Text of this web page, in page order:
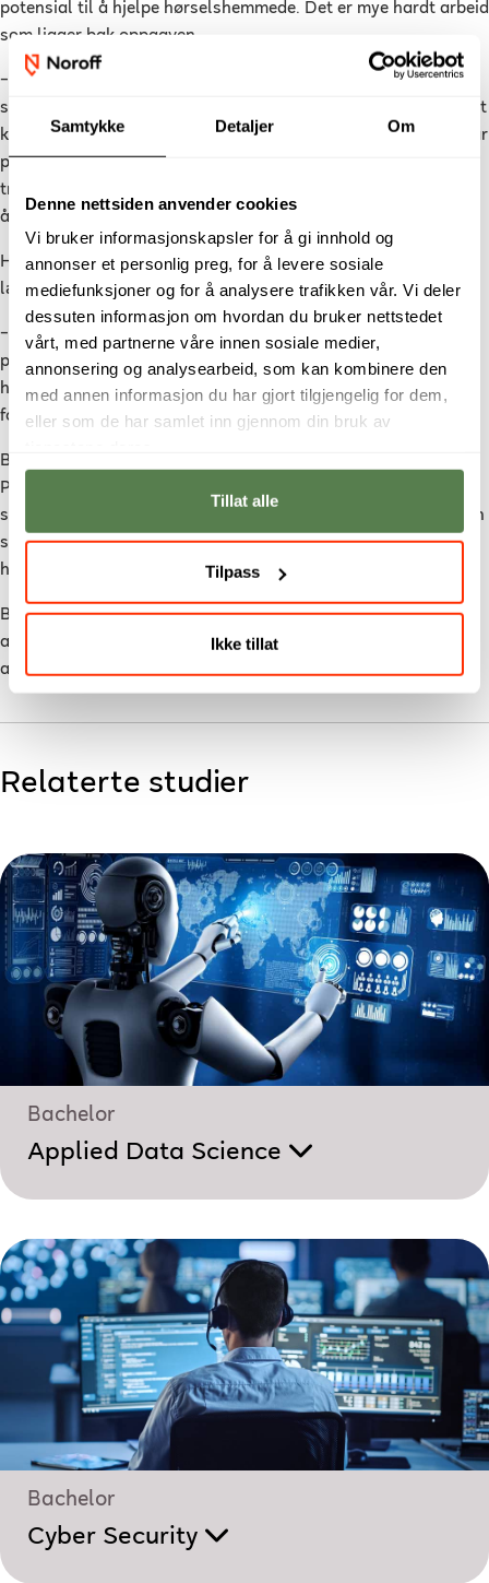
Samtykke Detaljer Om
Denne nettsiden anvender cookies
Vi bruker informasjonskapsler for å gi innhold og
annonser et personlig preg, for å levere sosiale
mediefunksjoner og for å analysere trafikken vår. Vi deler
dessuten informasjon om hvordan du bruker nettstedet
vårt, med partnerne våre innen sosiale medier,
annonsering og analysearbeid, som kan kombinere den
med annen informasjon du har gjort tilgjengelig for dem,
eller som de har samlet inn gjennom din bruk av
Tillat alle
Tilpass
Ikke tillat
potensial til å hjelpe hørselshemmede. Det er mye hardt arbeid
som ligger bak oppgaven.
–
Det å lese gjennom tung litteratur samtidig som man skulle
sette ord på ideene krevde tid og tålmodighet. Men da jeg først
kom i gang med den praktiske delen, følte jeg virkelig at jeg var
på rett spor. Jeg var også veldig bestemt på å skrive jevnt og
trutt for å unngå den vanlige fellen mange studenter går i ved
å utsette alt til siste liten, sier han.
Han forteller at det har vært en utfordrende, men utrolig
lærerik opplevelse å studereApplied Data Science.
–
Jeg har fått en bred kompetanse innenfor data,
programmering og maskinlære, og med denne kompetansen
har jeg fått muligheten til å forske på noe jeg virkelig brenner
for gjennom arbeidet med bacheloroppgaven min, sier han.
Benjamin sikret seg jobb allerede på sitt andre år av studiet.
Planen hans videre er å fortsette å stå på i jobben, men han
ser også på mulighetene for å videreutvikle bacheloroppgaven
sin, slik at den kan være direkte til nytte for de
hørselshemmede i Norge.
Bachelorgraden iApplied Data Sciencehar neste oppstart i
august 2024. Du kan sikre deg plass til neste års oppstart
allerede nå.
Relaterte studier
Bachelor
Applied Data Science
Bachelor
Cyber Security